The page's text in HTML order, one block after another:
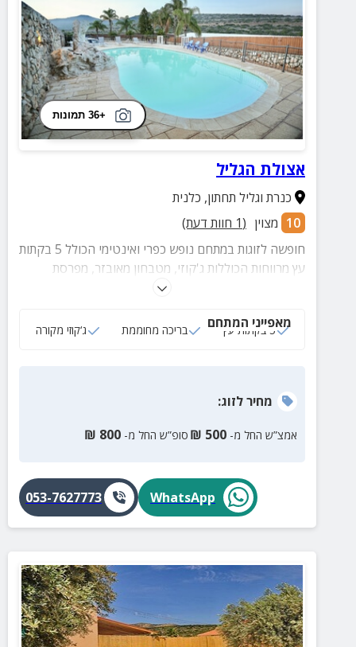
+36 תמונות
אצולת הגליל
כנרת וגליל תחתון, כלנית
10 מצוין (
1 חוות דעת)
חופשה לזוגות במתחם נופש כפרי ואינטימי הכולל 5 בקתות
עץ מרווחות הכוללות ג'קוזי, מטבחון מאובזר, מפרסת
מאפייני המתחם
5 בקתות עץ בריכה מחוממת ג‘קוזי מקורה
מחירלזוג:
אמצ”ש החל מ- 500
₪ סופ”ש החל מ- 800
₪
WhatsApp
053-7627773